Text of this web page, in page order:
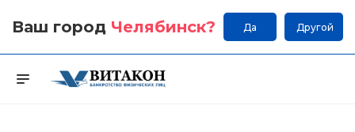
Ваш город Челябинск? Да Другой